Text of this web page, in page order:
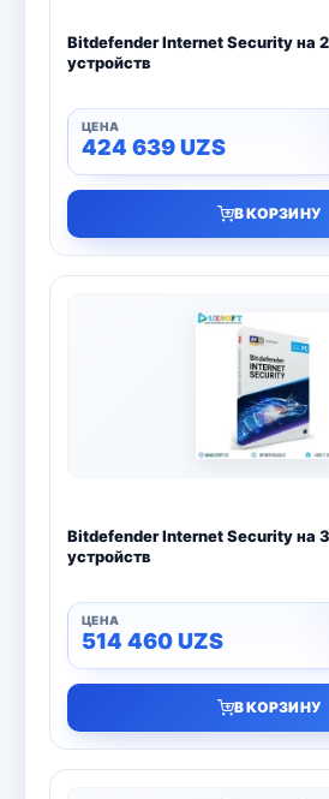
Bitdefender Internet Security на
устройств
424 639UZS
В КОРЗИНУ
Bitdefender Internet Security на
устройств
514 460UZS
В КОРЗИНУ